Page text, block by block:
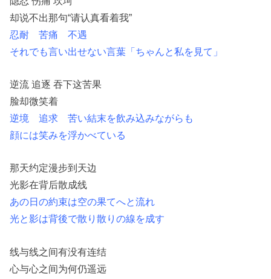
却说不出那句“请认真看着我”
忍耐 苦痛 不遇
それでも言い出せない言葉「ちゃんと私を見て」
逆流 追逐 吞下这苦果
脸却微笑着
逆境 追求 苦い結末を飲み込みながらも
顔には笑みを浮かべている
那天约定漫步到天边
光影在背后散成线
あの日の約束は空の果てへと流れ
光と影は背後で散り散りの線を成す
线与线之间有没有连结
心与心之间为何仍遥远